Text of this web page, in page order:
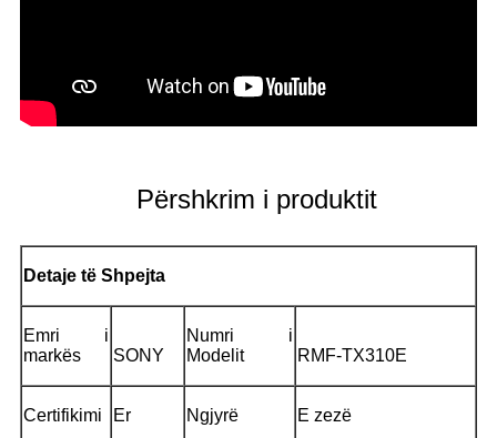
Përshkrim i produktit
Detaje të Shpejta
Emri i
markës
SONY
Numri i
Modelit
RMF-TX310E
Certifikimi Er Ngjyrë E zezë